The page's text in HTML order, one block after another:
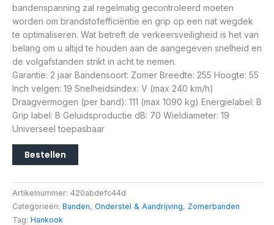
bandenspanning zal regelmatig gecontroleerd moeten
worden om brandstofefficiëntie en grip op een nat wegdek
te optimaliseren. Wat betreft de verkeersveiligheid is het van
belang om u altijd te houden aan de aangegeven snelheid en
de volgafstanden strikt in acht te nemen.
Garantie: 2 jaar Bandensoort: Zomer Breedte: 255 Hoogte: 55
Inch velgen: 19 Snelheidsindex: V (max 240 km/h)
Draagvermogen (per band): 111 (max 1090 kg) Energielabel: B
Grip label: B Geluidsproductie dB: 70 Wieldiameter: 19
Universeel toepasbaar
Bestellen
Artikelnummer: 420abdefc44d
Categorieën: Banden, Onderstel & Aandrijving, Zomerbanden
Tag: Hankook